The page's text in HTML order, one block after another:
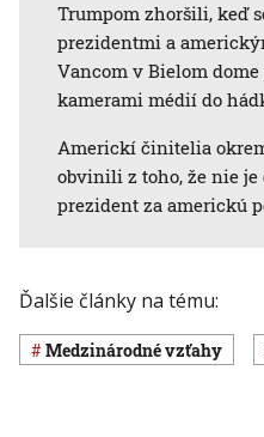
Trumpom zhoršili, keď
prezidentmi a
Vancom v Bielom
kamerami médií do
Americkí činitelia
obvinili z toho, že nie
prezident za americkú
Ďalšie články na tému:
medzinárodné vzťahy